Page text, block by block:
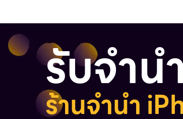
รับจำ
ร้านจำนำ